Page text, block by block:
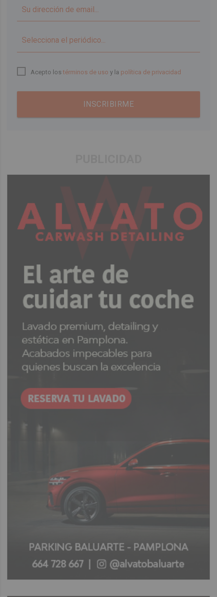
Acepto lostérminos de uso y la política de privacidad
INSCRIBIRME